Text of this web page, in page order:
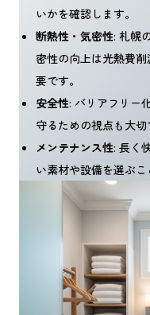
いかを確認します。
断熱性・気密性: 札幌
密性の向上は光熱費
要です。
安全性: バリアフリー
守るための視点も大切
メンテナンス性: 長く
い素材や設備を選ぶこ